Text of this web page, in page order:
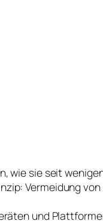
wie sie seit
Vermeidung
und